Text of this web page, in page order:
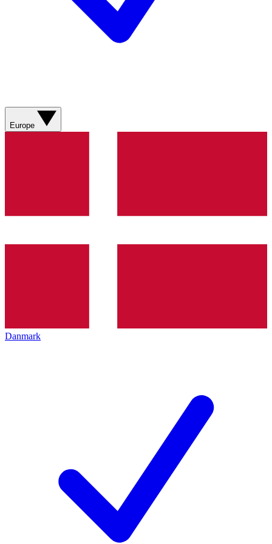
Europe
Danmark